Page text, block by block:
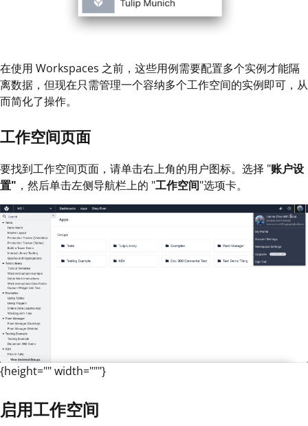
在使用 Workspaces 之前，这些用例需要配置多个实例才能隔
离数据，但现在只需管理一个容纳多个工作空间的实例即可，从
而简化了操作。
工作空间页面
要找到工作空间页面，请单击右上角的用户图标。选择 "账户设
置" ，然后单击左侧导航栏上的 "工作空间"选项卡。
{height="" width="""}
启用工作空间